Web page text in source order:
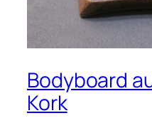
Bodyboard
Kork